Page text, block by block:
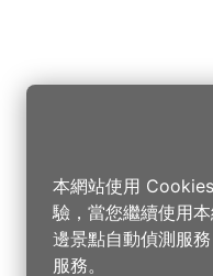
本網站使用
驗，當您繼續使用
邊景點自動偵測服
服務。